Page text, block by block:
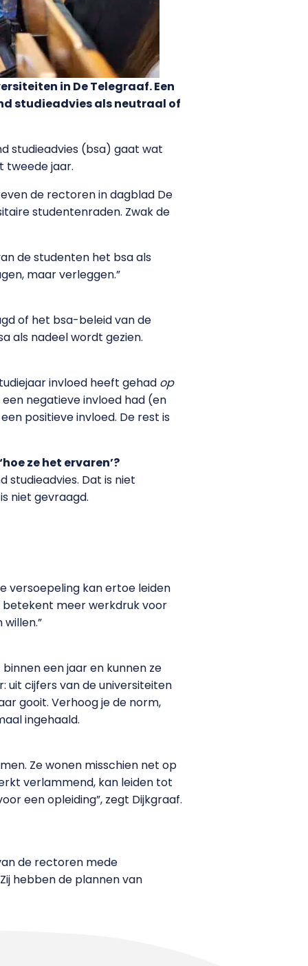
in De Telegraaf. Een
studieadvies als neutraal of
studieadvies (bsa) gaat wat
tweede jaar.
de rectoren in dagblad De
studentenraden. Zwak de
de studenten het bsa als
maar verleggen.”
of het bsa-beleid van de
als nadeel wordt gezien.
invloed heeft gehad op
negatieve invloed had (en
positieve invloed. De rest is
ze het ervaren’?
studieadvies. Dat is niet
niet gevraagd.
versoepeling kan ertoe leiden
meer werkdruk voor
een jaar en kunnen ze
uit cijfers van de universiteiten
gooit. Verhoog je de norm,
ingehaald.
Ze wonen misschien net op
verlammend, kan leiden tot
een opleiding”, zegt Dijkgraaf.
de rectoren mede
hebben de plannen van